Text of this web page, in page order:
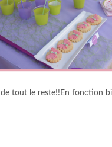
de tout le reste!!En fonction